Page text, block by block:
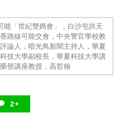
能「世紀雙媽會」，白沙屯拱天
路線可能交會，中央警官學校教
論人，暗光鳥新聞主持人，華夏
技大學副校長，華夏科技大學講
譽講座教授，高哲翰
2+